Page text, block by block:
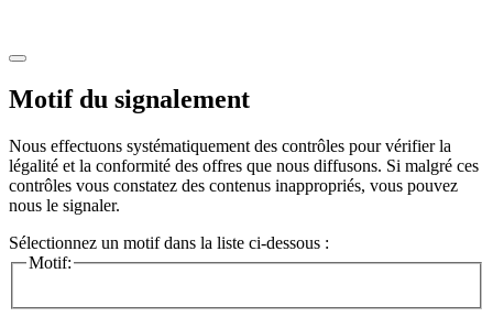
Motif du signalement
Nous effectuons systématiquement des contrôles pour vérifier la
légalité et la conformité des offres que nous diffusons. Si malgré ces
contrôles vous constatez des contenus inappropriés, vous pouvez
nous le signaler.
Sélectionnez un motif dans la liste ci-dessous :
Motif: